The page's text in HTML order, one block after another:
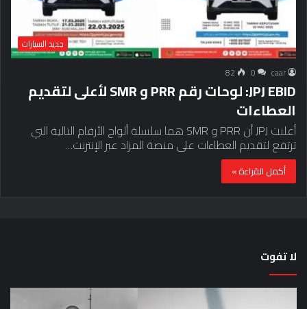
جديد السيارات
caar
0
82
JPJ EBID: لوحات رقم PRR و SMR لأعلى لتقديم
العطاءات
أعلنت JPJ أن PRR و SMR هما سلسلة ألواح الأرقام التالية التي
ترتفع لتقديم العطاءات على منصة المزاد عبر الإنترنت…
أكمل القراءة »
لا تفوت
لماذا